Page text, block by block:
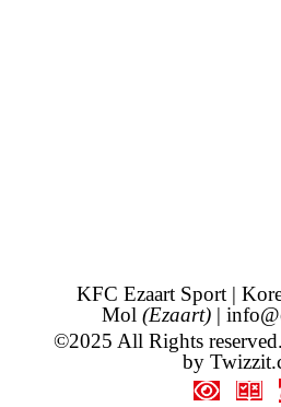
KFC Ezaart Sport |
Mol (Ezaart) |
©2025 All Rights
by